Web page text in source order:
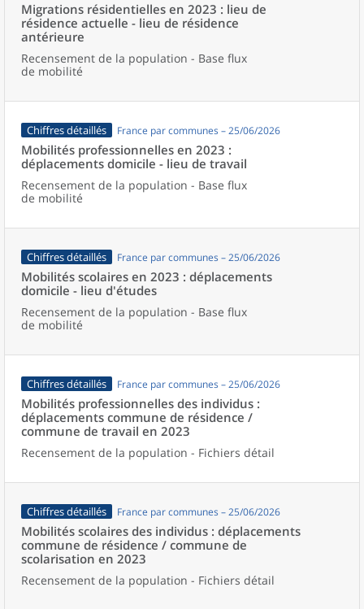
Migrations résidentielles en 2023 : lieu de
résidence actuelle - lieu de résidence
antérieure
Recensement de la population - Base flux
de mobilité
Chiffres détaillés France par communes – 25/06/2026
Mobilités professionnelles en 2023 :
déplacements domicile - lieu de travail
Recensement de la population - Base flux
de mobilité
Chiffres détaillés France par communes – 25/06/2026
Mobilités scolaires en 2023 : déplacements
domicile - lieu d'études
Recensement de la population - Base flux
de mobilité
Chiffres détaillés France par communes – 25/06/2026
Mobilités professionnelles des individus :
déplacements commune de résidence /
commune de travail en 2023
Recensement de la population - Fichiers détail
Chiffres détaillés France par communes – 25/06/2026
Mobilités scolaires des individus : déplacements
commune de résidence / commune de
scolarisation en 2023
Recensement de la population - Fichiers détail